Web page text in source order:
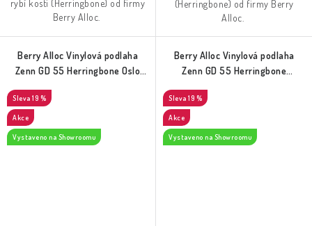
rybí kosti (Herringbone) od firmy
Berry Alloc.
(Herringbone) od firmy Berry
Alloc.
Berry Alloc Vinylová podlaha
Zenn GD 55 Herringbone Oslo
19 %
Akce
Vystaveno na Showroomu
Berry Alloc Vinylová podlaha
Zenn GD 55 Herringbone
19 %
Akce
Vystaveno na Showroomu